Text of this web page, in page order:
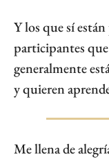
Y los que sí
participantes
generalmente
y quieren
Me llena de